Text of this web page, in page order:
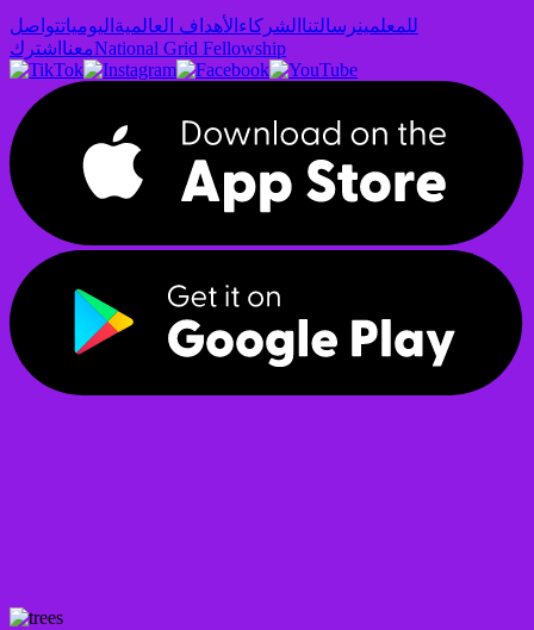
للمعلمينرسالتنا الشركاء الأهداف العالمية اليومياتتواصل
معنا اشترك National Grid Fellowship